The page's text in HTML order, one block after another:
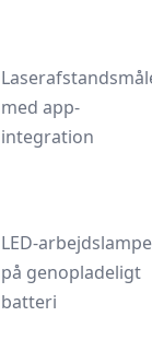
med app-
integration
LED-arbejdslampe
på genopladeligt
batteri